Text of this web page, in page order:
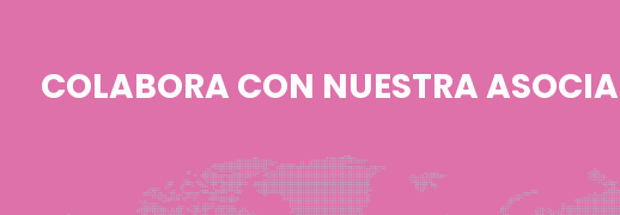
COLABORA CON NUESTRA